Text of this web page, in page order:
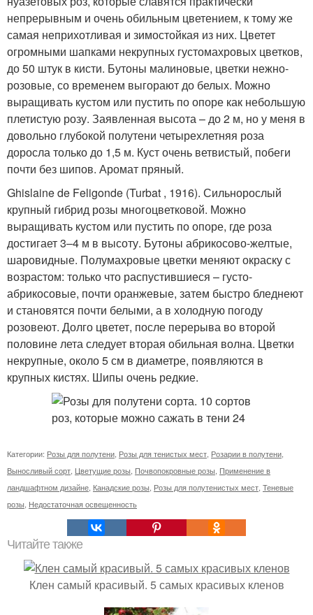
непрерывным и очень обильным цветением, к тому же
самая неприхотливая и зимостойкая из них. Цветет
огромными шапками некрупных густомахровых цветков,
до 50 штук в кисти. Бутоны малиновые, цветки нежно-
розовые, со временем выгорают до белых. Можно
выращивать кустом или пустить по опоре как небольшую
плетистую розу. Заявленная высота – до 2 м, но у меня в
довольно глубокой полутени четырехлетняя роза
доросла только до 1,5 м. Куст очень ветвистый, побеги
почти без шипов. Аромат пряный.
Ghislaine de Feligonde (Turbat , 1916). Сильнорослый
крупный гибрид розы многоцветковой. Можно
выращивать кустом или пустить по опоре, где роза
достигает 3–4 м в высоту. Бутоны абрикосово-желтые,
шаровидные. Полумахровые цветки меняют окраску с
возрастом: только что распустившиеся – густо-
абрикосовые, почти оранжевые, затем быстро бледнеют
и становятся почти белыми, а в холодную погоду
розовеют. Долго цветет, после перерыва во второй
половине лета следует вторая обильная волна. Цветки
некрупные, около 5 см в диаметре, появляются в
крупных кистях. Шипы очень редкие.
Категории: Розы для полутени Розы для тенистых мест Розарии в полутени
Выносливый сорт Цветущие розы Почвопокровные розы Применение в
ландшафтном дизайне Канадские розы Розы для полутенистых мест Теневые
розы Недостаточная освещенность
Читайте также
Клен самый красивый. 5 самых красивых кленов